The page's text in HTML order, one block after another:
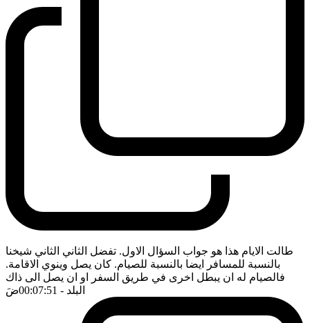
طالت الايام هذا هو جواب السؤال الاول. تفضل الثاني الثاني شيخنا
بالنسبة للمسافر ايضا بالنسبة للصيام. كان يصل وينوي الاقامة.
فالصيام له ان يبطل اخرى في طريق السفر او ان يصل الى ذاك
البلد - 00:07:51 ضَ